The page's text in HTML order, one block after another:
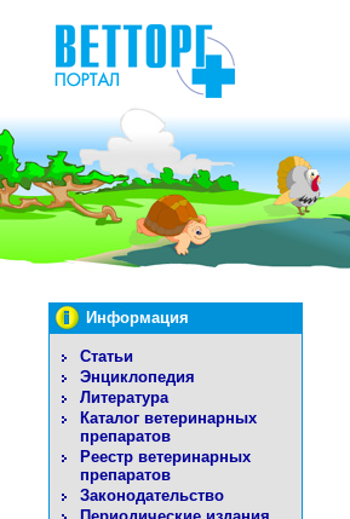
Информация
Статьи
Энциклопедия
Литература
Каталог ветеринарных
препаратов
Реестр ветеринарных
препаратов
Законодательство